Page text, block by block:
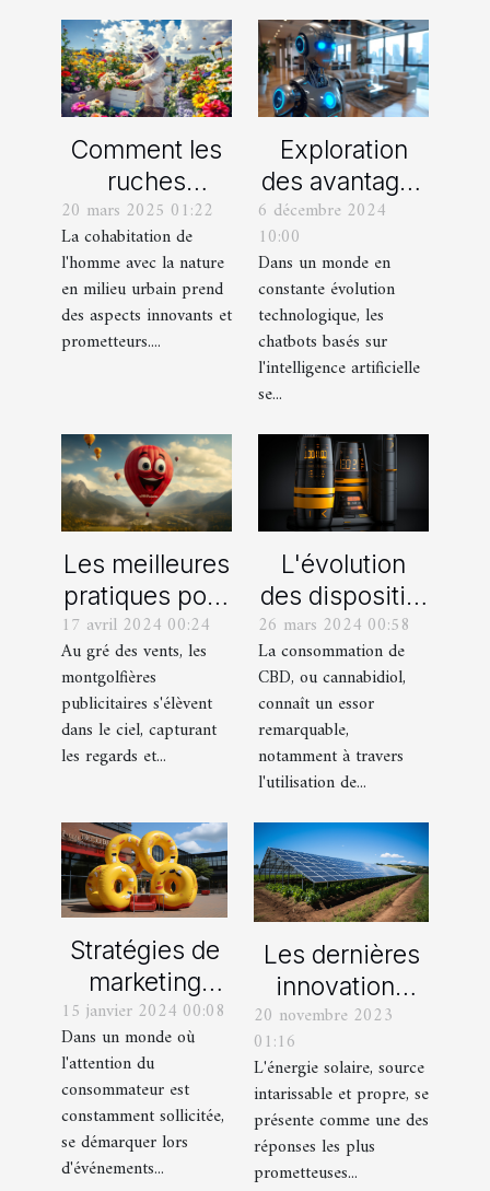
Comment les
ruches
urbaines
favorisent la
biodiversité en
milieu
professionnel
20 mars 2025 01:22
La cohabitation de
l'homme avec la nature
en milieu urbain prend
des aspects innovants et
prometteurs....
Exploration
des avantages
des chatbots
basés sur
l'intelligence
artificielle
6 décembre 2024
10:00
Dans un monde en
constante évolution
technologique, les
chatbots basés sur
l'intelligence artificielle
se...
Les meilleures
pratiques pour
le design de
montgolfières
publicitaires
accrocheuses
17 avril 2024 00:24
Au gré des vents, les
montgolfières
publicitaires s'élèvent
dans le ciel, capturant
les regards et...
L'évolution
des dispositifs
de vapotage
pour le CBD :
innovations et
perspectives
26 mars 2024 00:58
La consommation de
CBD, ou cannabidiol,
connaît un essor
remarquable,
notamment à travers
l'utilisation de...
Stratégies de
marketing
événementiel
: l'apport des
PLV
gonflables
15 janvier 2024 00:08
Dans un monde où
l'attention du
consommateur est
constamment sollicitée,
se démarquer lors
d'événements...
Les dernières
innovations
technologiques
dans le secteur
de l'énergie
solaire
20 novembre 2023
01:16
L'énergie solaire, source
intarissable et propre, se
présente comme une des
réponses les plus
prometteuses...